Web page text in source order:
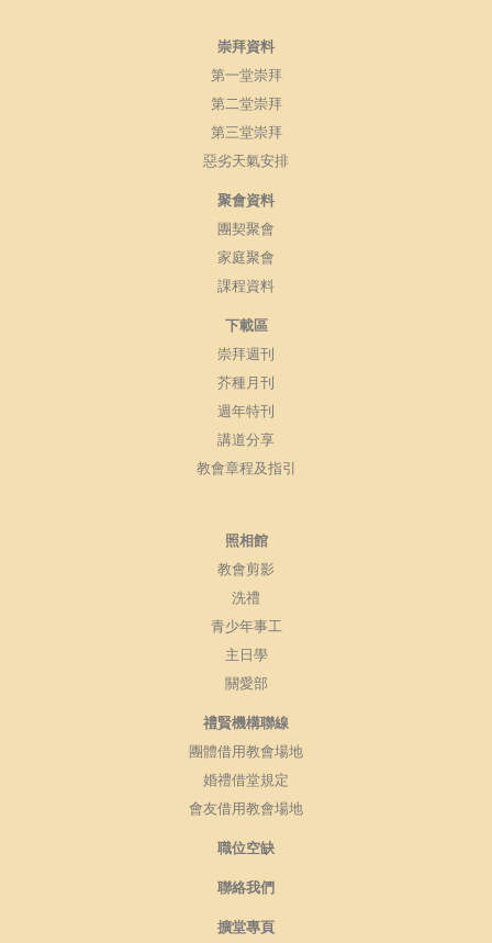
崇拜資料
第一堂崇拜
第二堂崇拜
第三堂崇拜
惡劣天氣安排
聚會資料
團契聚會
家庭聚會
課程資料
下載區
崇拜週刊
芥種月刊
週年特刊
講道分享
教會章程及指引
照相館
教會剪影
洗禮
青少年事工
主日學
關愛部
禮賢機構聯線
團體借用教會場地
婚禮借堂規定
會友借用教會場地
職位空缺
聯絡我們
擴堂專頁